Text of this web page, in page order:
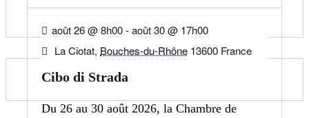
août 26 @ 8h00-août 30 @ 17h00
La Ciotat, Bouches-du-Rhône 13600 France
Cibo di Strada
Du 26 au 30 août 2026, la Chambre de